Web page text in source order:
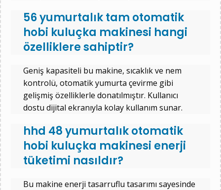
56 yumurtalık tam otomatik
hobi kuluçka makinesi hangi
özelliklere sahiptir?
Geniş kapasiteli bu makine, sıcaklık ve nem
kontrolü, otomatik yumurta çevirme gibi
gelişmiş özelliklerle donatılmıştır. Kullanıcı
dostu dijital ekranıyla kolay kullanım sunar.
hhd 48 yumurtalık otomatik
hobi kuluçka makinesi enerji
tüketimi nasıldır?
Bu makine enerji tasarruflu tasarımı sayesinde